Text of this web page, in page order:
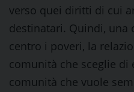
verso quei diritti di cui
destinatari. Quindi, una
centro i poveri, la
comunità che sceglie di
comunità che vuole